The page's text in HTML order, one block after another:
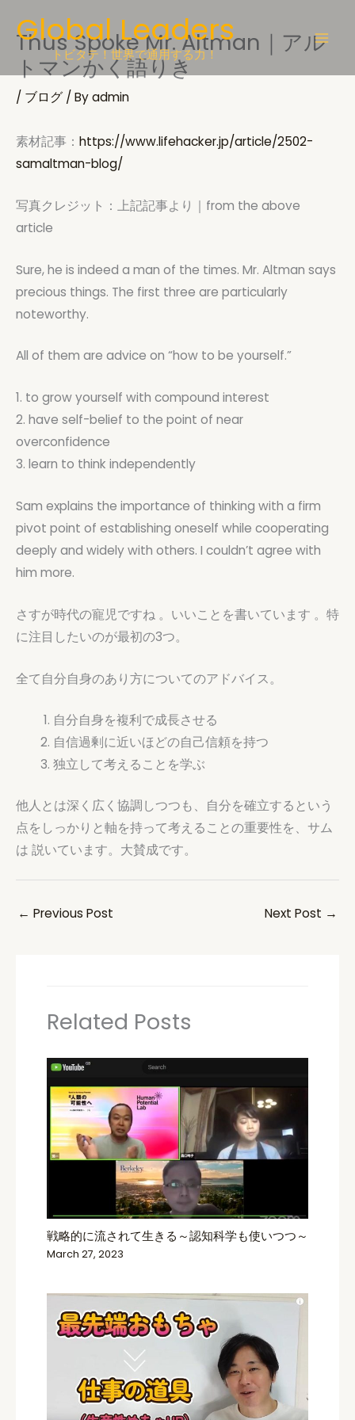
content
Global Leaders
トビタテ！世界で通用する力！
Thus Spoke Mr. Altman｜アル
トマンかく語りき
/ ブログ / Byadmin
素材記事： https://www.lifehacker.jp/article/2502-
samaltman-blog/
写真クレジット：上記記事より｜from the above
article
Sure, he is indeed a man of the times. Mr. Altman says
precious things. The first three are particularly
noteworthy.
All of them are advice on “how to be yourself.”
1. to grow yourself with compound interest
2. have self-belief to the point of near
overconfidence
3. learn to think independently
Sam explains the importance of thinking with a firm
pivot point of establishing oneself while cooperating
deeply and widely with others. I couldn’t agree with
him more.
さすが時代の寵児ですね 。いいことを書いています 。特
に注目したいのが最初の3つ。
全て自分自身のあり方についてのアドバイス。
自分自身を複利で成長させる
自信過剰に近いほどの自己信頼を持つ
独立して考えることを学ぶ
他人とは深く広く協調しつつも、自分を確立するという
点をしっかりと軸を持って考えることの重要性を、サム
は 説いています。大賛成です。
← Previous Post Next Post →
Related Posts
戦略的に流されて生きる～認知科学も使いつつ～
March 27, 2023